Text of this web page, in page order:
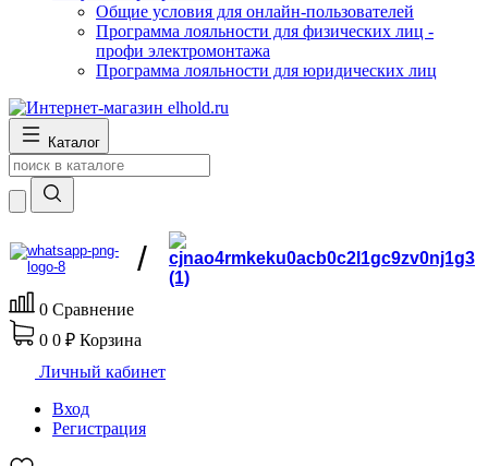
Общие условия для онлайн-пользователей
Программа лояльности для физических лиц -
профи электромонтажа
Программа лояльности для юридических лиц
Каталог
/
0 Сравнение
0 0 ₽ Корзина
Личный кабинет
Вход
Регистрация